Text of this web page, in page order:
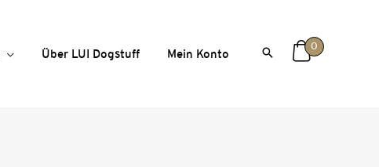
Über LUI Dogstuff Mein Konto
0